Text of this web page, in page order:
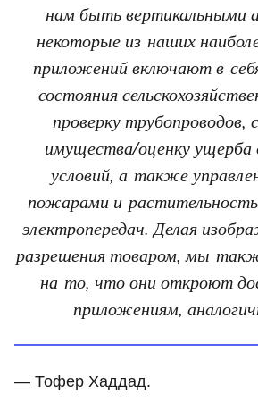
нам быть вертикальными
некоторые из наших
приложений включают в
состояния
проверку трубопроводов,
имущества/оценку
условий, а также
пожарами и
электропередач. Делая
разрешения товаром, мы
на то, что они откроют
приложениям,
— Тофер Хаддад.